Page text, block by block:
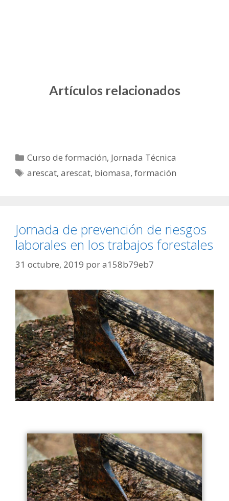
Artículos relacionados
Curso de formación, Jornada Técnica
arescat,arescat, biomasa,formación
Jornada de prevención de riesgos
laborales en los trabajos forestales
31 octubre, 2019 pora158b79eb7